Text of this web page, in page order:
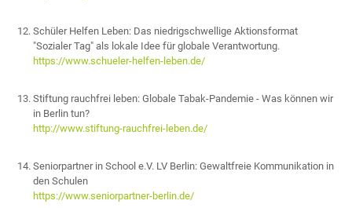
Schüler Helfen Leben: Das niedrigschwellige Aktionsformat
"Sozialer Tag" als lokale Idee für globale Verantwortung.
https://www.schueler-helfen-leben.de/
Stiftung rauchfrei leben: Globale Tabak-Pandemie - Was können wir
in Berlin tun?
http://www.stiftung-rauchfrei-leben.de/
Seniorpartner in School e.V. LV Berlin: Gewaltfreie Kommunikation in
den Schulen
https://www.seniorpartner-berlin.de/